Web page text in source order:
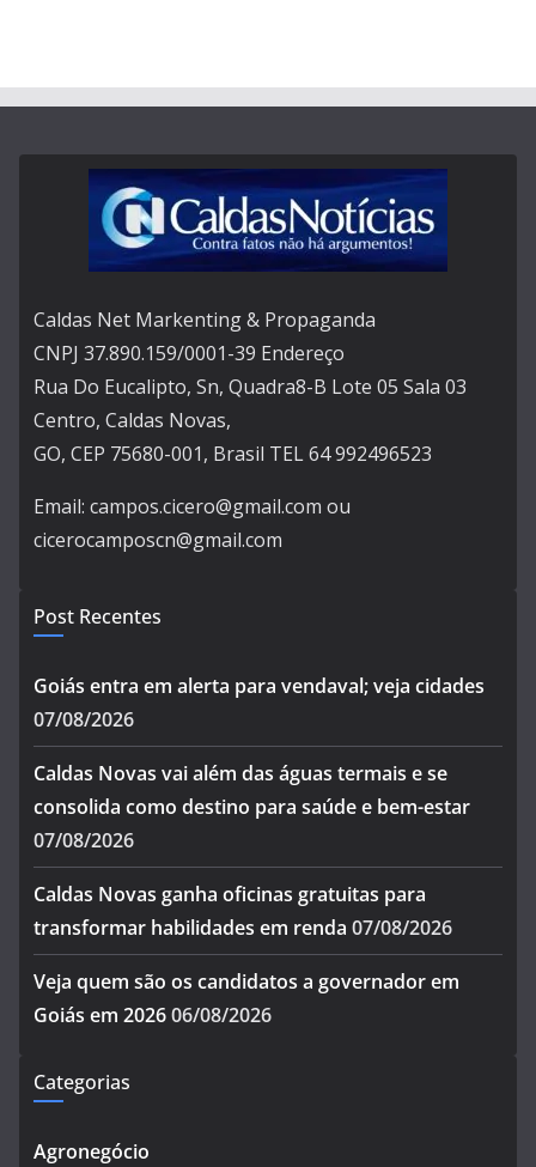
Caldas Net Markenting & Propaganda
CNPJ 37.890.159/0001-39 Endereço
Rua Do Eucalipto, Sn, Quadra8-B Lote 05 Sala 03
Centro, Caldas Novas,
GO, CEP 75680-001, Brasil TEL 64 992496523
Email: campos.cicero@gmail.com ou
cicerocamposcn@gmail.com
Post Recentes
Goiás entra em alerta para vendaval; veja cidades
07/08/2026
Caldas Novas vai além das águas termais e se
consolida como destino para saúde e bem-estar
07/08/2026
Caldas Novas ganha oficinas gratuitas para
transformar habilidades em renda 07/08/2026
Veja quem são os candidatos a governador em
Goiás em 202606/08/2026
Categorias
Agronegócio